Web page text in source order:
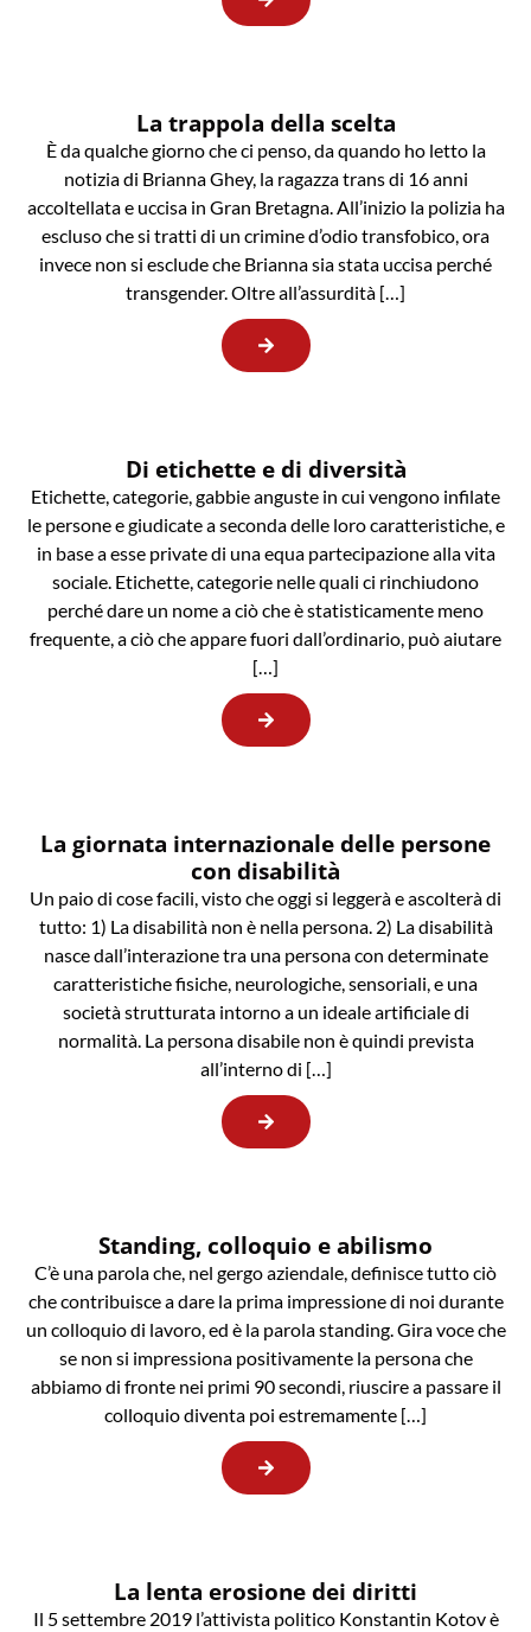
La trappola della scelta
È da qualche giorno che ci penso, da quando ho letto la
notizia di Brianna Ghey, la ragazza trans di 16 anni
accoltellata e uccisa in Gran Bretagna. All’inizio la polizia ha
escluso che si tratti di un crimine d’odio transfobico, ora
invece non si esclude che Brianna sia stata uccisa perché
transgender. Oltre all’assurdità […]
Di etichette e di diversità
Etichette, categorie, gabbie anguste in cui vengono infilate
le persone e giudicate a seconda delle loro caratteristiche, e
in base a esse private di una equa partecipazione alla vita
sociale. Etichette, categorie nelle quali ci rinchiudono
perché dare un nome a ciò che è statisticamente meno
frequente, a ciò che appare fuori dall’ordinario, può aiutare
[…]
La giornata internazionale delle persone
con disabilità
Un paio di cose facili, visto che oggi si leggerà e ascolterà di
tutto: 1) La disabilità non è nella persona. 2) La disabilità
nasce dall’interazione tra una persona con determinate
caratteristiche fisiche, neurologiche, sensoriali, e una
società strutturata intorno a un ideale artificiale di
normalità. La persona disabile non è quindi prevista
all’interno di […]
Standing, colloquio e abilismo
C’è una parola che, nel gergo aziendale, definisce tutto ciò
che contribuisce a dare la prima impressione di noi durante
un colloquio di lavoro, ed è la parola standing. Gira voce che
se non si impressiona positivamente la persona che
abbiamo di fronte nei primi 90 secondi, riuscire a passare il
colloquio diventa poi estremamente […]
La lenta erosione dei diritti
Il 5 settembre 2019 l’attivista politico Konstantin Kotov è